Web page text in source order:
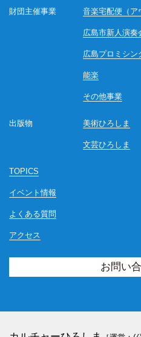
財団主催事業 音楽宅配便（ア
広島市新人演奏
広島プロミシン
能楽
その他事業
出版物 美術ひろしま
文芸ひろしま
TOPICS
イベント情報
よくある質問
アクセス
お問い